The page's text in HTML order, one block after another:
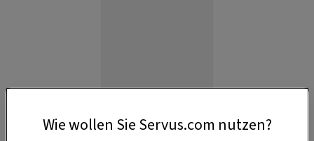
Wie wollen Sie Servus.com nutzen?